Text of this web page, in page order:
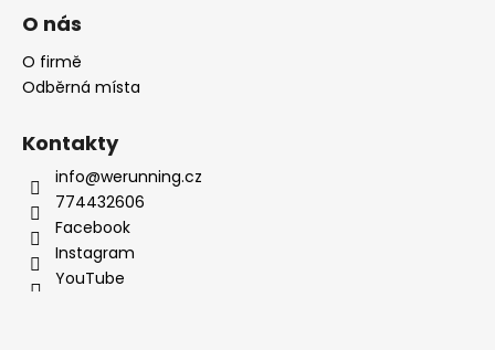
O nás
O firmě
Odběrná místa
Kontakty
info@werunning.cz
774432606
Facebook
Instagram
YouTube